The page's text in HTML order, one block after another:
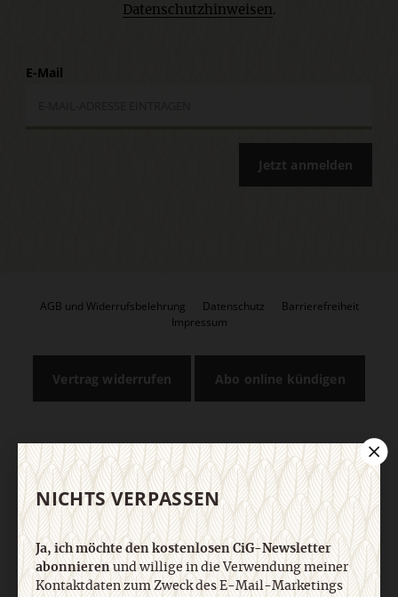
Datenschutzhinweisen.
E-Mail
Jetzt anmelden
AGB und Widerrufsbelehrung Datenschutz
Barrierefreiheit
Impressum
Vertrag widerrufen Abo online kündigen
NICHTS VERPASSEN
Ja, ich möchte den kostenlosen CiG-Newsletter
abonnierenund willige in die Verwendung meiner
Kontaktdaten zum Zweck des E-Mail-Marketings